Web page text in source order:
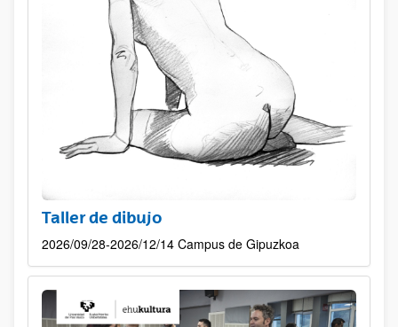
Taller de dibujo
2026/09/28-2026/12/14 Campus de Gipuzkoa